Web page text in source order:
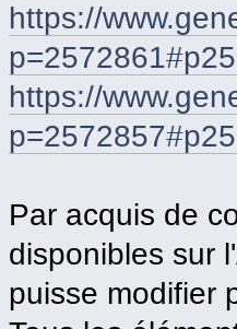
https://
https://
Par acquis de
disponibles sur
puisse modifier